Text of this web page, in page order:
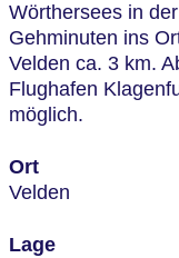
Wörthersees in
Gehminuten ins
Velden ca. 3 km.
Flughafen
möglich.
Ort
Velden
Lage